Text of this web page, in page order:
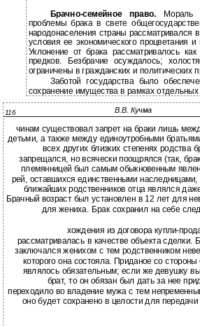
Брачно-семейноеправо.
Мораль
проблемы брака в свете
народонаселения страны рассматривался
условия ее экономического процветания и
Уклонение от брака рассматривалось
предков. Безбрачие осуждалось;
ограничены в гражданских и политических
Заботой государства было
сохранение имущества в рамках
116 В.В. Кучма
чинам существовал запрет на браки лишь
детьми, а также между единоутробными
всех других близких степенях родства
запрещался, но всячески поощрялся (так,
племянницей был самым обыкновенным
рей, оставшихся единственными
ближайших родственников отца являлся
Брачный возраст был установлен в 12 лет для
для жениха. Брак сохранил на себе
хождения из договора купли-
рассматривалась в качестве объекта сделки.
заключался женихом с тем родственником
которого она состояла. Приданое со стороны
являлось обязательным; если же девушку
брат, то он обязан был дать за нее
переходило во владение мужа с тем
оно будет сохранено в целости для